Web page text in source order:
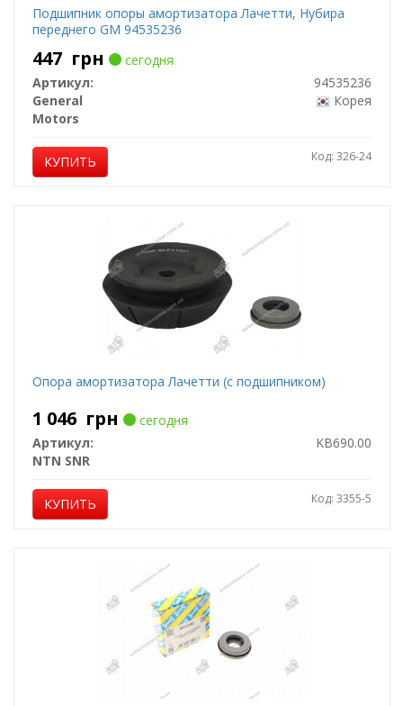
Подшипник опоры амортизатора Лачетти, Нубира
переднего GM 94535236
447 грн
сегодня
Артикул:
94535236
General
Motors
Корея
КУПИТЬ Код: 326-24
Опора амортизатора Лачетти (с подшипником)
1 046 грн
сегодня
Артикул:
KB690.00
NTN SNR
КУПИТЬ Код: 3355-5